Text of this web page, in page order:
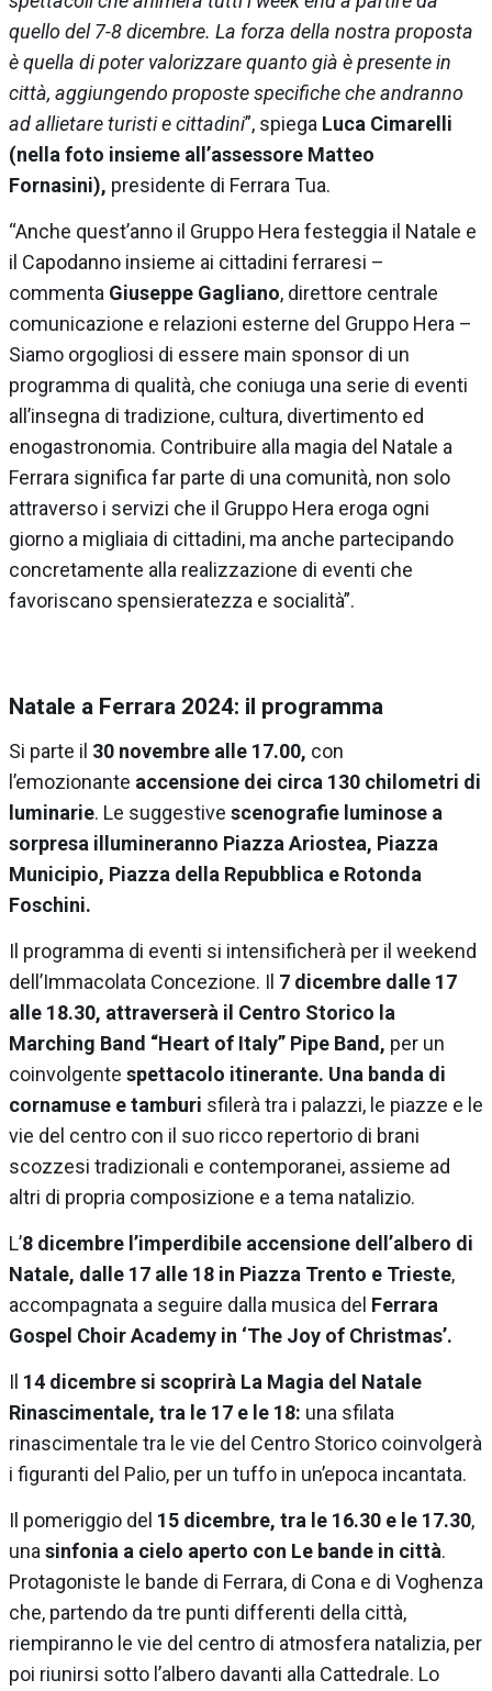
quello del 7-8 dicembre. La forza della nostra proposta
è quella di poter valorizzare quanto già è presente in
città, aggiungendo proposte specifiche che andranno
ad allietare turisti e cittadini”, spiega Luca Cimarelli
(nella foto insieme all’assessore Matteo
Fornasini), presidente di Ferrara Tua.
“Anche quest’anno il Gruppo Hera festeggia il Natale e
il Capodanno insieme ai cittadini ferraresi –
commenta Giuseppe Gagliano, direttore centrale
comunicazione e relazioni esterne del Gruppo Hera –
Siamo orgogliosi di essere main sponsor di un
programma di qualità, che coniuga una serie di eventi
all’insegna di tradizione, cultura, divertimento ed
enogastronomia. Contribuire alla magia del Natale a
Ferrara significa far parte di una comunità, non solo
attraverso i servizi che il Gruppo Hera eroga ogni
giorno a migliaia di cittadini, ma anche partecipando
concretamente alla realizzazione di eventi che
favoriscano spensieratezza e socialità”.
Natale a Ferrara 2024: il programma
Si parte il 30 novembre alle 17.00, con
l’emozionante accensione dei circa 130 chilometri di
luminarie. Le suggestive scenografie luminose a
sorpresa illumineranno Piazza Ariostea, Piazza
Municipio, Piazza della Repubblica e Rotonda
Foschini.
Il programma di eventi si intensificherà per il weekend
dell’Immacolata Concezione. Il 7 dicembre dalle 17
alle 18.30, attraverserà il Centro Storico la
Marching Band “Heart of Italy” Pipe Band, per un
coinvolgente spettacolo itinerante. Una banda di
cornamuse e tamburi sfilerà tra i palazzi, le piazze e le
vie del centro con il suo ricco repertorio di brani
scozzesi tradizionali e contemporanei, assieme ad
altri di propria composizione e a tema natalizio.
L’8 dicembre l’imperdibile accensione dell’albero di
Natale, dalle 17 alle 18 in Piazza Trento e Trieste,
accompagnata a seguire dalla musica del Ferrara
Gospel Choir Academy in ‘The Joy of Christmas’.
Il 14 dicembre si scoprirà La Magia del Natale
Rinascimentale, tra le 17 e le 18: una sfilata
rinascimentale tra le vie del Centro Storico coinvolgerà
i figuranti del Palio, per un tuffo in un’epoca incantata.
Il pomeriggio del 15 dicembre, tra le 16.30 e le 17.30,
una sinfonia a cielo aperto con Le bande in città.
Protagoniste le bande di Ferrara, di Cona e di Voghenza
che, partendo da tre punti differenti della città,
riempiranno le vie del centro di atmosfera natalizia, per
poi riunirsi sotto l’albero davanti alla Cattedrale. Lo